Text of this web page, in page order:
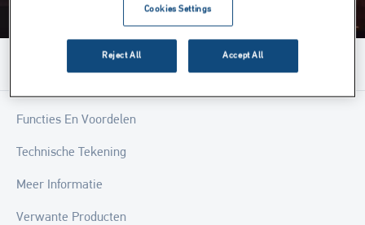
Functies En Voordelen
Technische Tekening
Meer Informatie
Verwante Producten
Cookies Settings
Reject All Accept All